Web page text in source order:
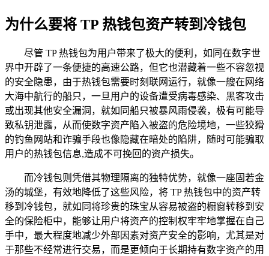
为什么要将 TP 热钱包资产转到冷钱包
尽管 TP 热钱包为用户带来了极大的便利，如同在数字世
界中开辟了一条便捷的高速公路，但它也潜藏着一些不容忽视
的安全隐患，由于热钱包需要时刻联网运行，就像一艘在网络
大海中航行的船只，一旦用户的设备遭受病毒感染、黑客攻击
或出现其他安全漏洞，就如同船只被暴风雨侵袭，极有可能导
致私钥泄露，从而使数字资产陷入被盗的危险境地，一些狡猾
的钓鱼网站和诈骗手段也像隐藏在暗处的陷阱，随时可能骗取
用户的热钱包信息,造成不可挽回的资产损失。
而冷钱包则凭借其物理隔离的独特优势，就像一座固若金
汤的城堡，有效地降低了这些风险，将 TP 热钱包中的资产转
移到冷钱包，就如同将珍贵的珠宝从容易被盗的橱窗转移到安
全的保险柜中，能够让用户将资产的控制权牢牢地掌握在自己
手中，最大程度地减少外部因素对资产安全的影响，尤其是对
于那些不经常进行交易，而是更倾向于长期持有数字资产的用